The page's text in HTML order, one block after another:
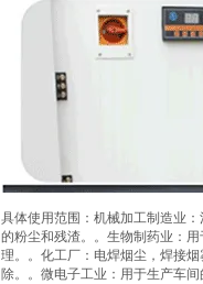
具体使用范围：机械加工制造业
的粉尘和残渣。。生物制药业：
理。。化工厂：电焊烟尘，焊接
除。。微电子工业：用于生产车